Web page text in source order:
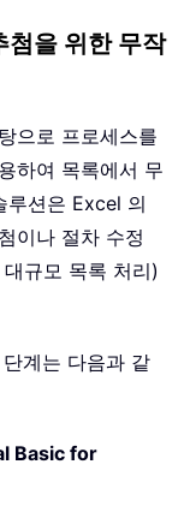
을 위한 무작
으로 프로세스를
하여 목록에서 무
루션은 Excel 의
이나 절차 수정
규모 목록 처리)
계는 다음과 같
Basic for